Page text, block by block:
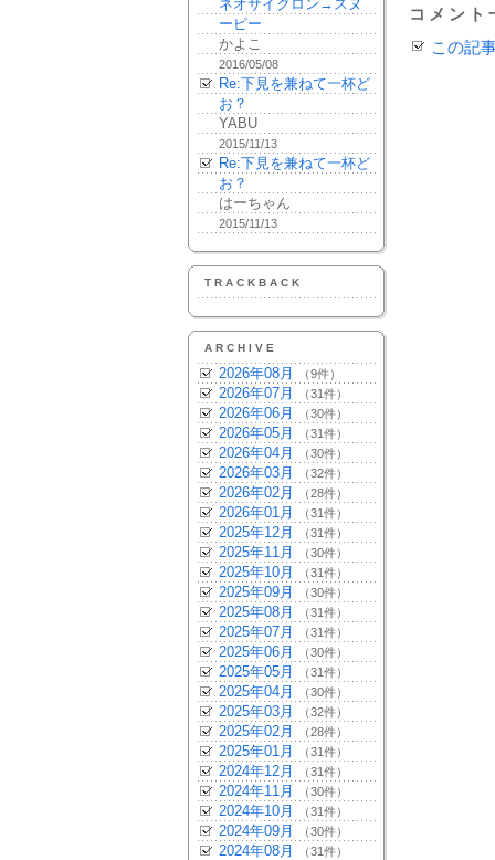
ネオサイクロン→スヌ
ーピー
かよこ
2016/05/08
Re:下見を兼ねて一杯ど
お？
YABU
2015/11/13
Re:下見を兼ねて一杯ど
お？
はーちゃん
2015/11/13
TRACKBACK
ARCHIVE
2026年08月 （9件）
2026年07月 （31件）
2026年06月 （30件）
2026年05月 （31件）
2026年04月 （30件）
2026年03月 （32件）
2026年02月 （28件）
2026年01月 （31件）
2025年12月 （31件）
2025年11月 （30件）
2025年10月 （31件）
2025年09月 （30件）
2025年08月 （31件）
2025年07月 （31件）
2025年06月 （30件）
2025年05月 （31件）
2025年04月 （30件）
2025年03月 （32件）
2025年02月 （28件）
2025年01月 （31件）
2024年12月 （31件）
2024年11月 （30件）
2024年10月 （31件）
2024年09月 （30件）
2024年08月 （31件）
コメント
この記